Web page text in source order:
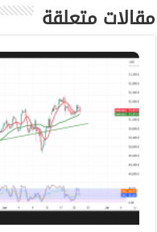
مقالات متعلقة